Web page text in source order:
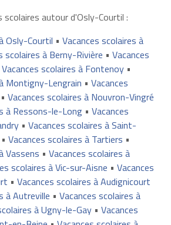
scolaires autour d'Osly-Courtil :
Osly-Courtil • Vacances scolaires à
scolaires à Berny-Rivière • Vacances
Vacances scolaires à Fontenoy•
Montigny-Lengrain • Vacances
• Vacances scolaires à Nouvron-Vingré
à Ressons-le-Long• Vacances
• Vacances scolaires à Saint-
Vacances scolaires à Tartiers •
Vassens • Vacances scolaires à
scolaires à Vic-sur-Aisne • Vacances
• Vacances scolaires à Audignicourt
à Autreville • Vacances scolaires à
à Ugny-le-Gay• Vacances